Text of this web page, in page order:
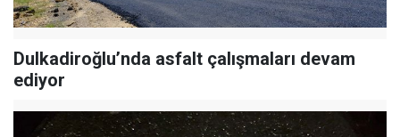
Dulkadiroğlu’nda asfalt çalışmaları devam
ediyor